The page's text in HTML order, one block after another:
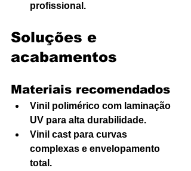
profissional.
Soluções e
acabamentos
Materiais recomendados
Vinil polimérico com laminação
UV para alta durabilidade.
Vinil cast para curvas
complexas e envelopamento
total.